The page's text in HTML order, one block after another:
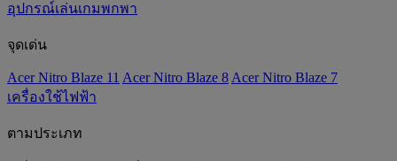
อุปกรณ์เล่นเกมพกพา
จุดเด่น
Acer Nitro Blaze 11 Acer Nitro Blaze 8 Acer Nitro Blaze 7
เครื่องใช้ไฟฟ้า
ตามประเภท